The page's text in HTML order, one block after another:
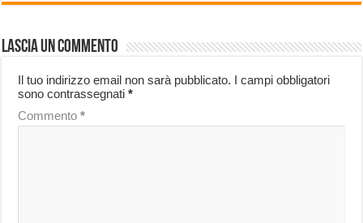
Lascia un commento
Il tuo indirizzo email non sarà pubblicato. I campi obbligatori
sono contrassegnati*
Commento*